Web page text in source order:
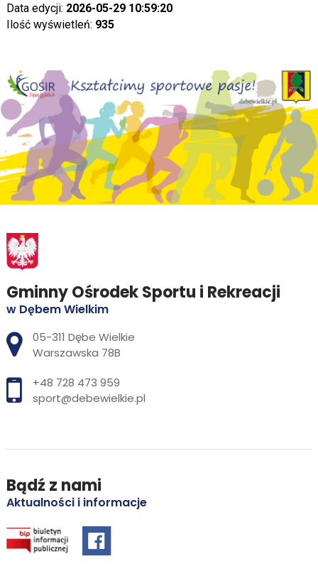
Data edycji: 2026-05-29 10:59:20
Ilość wyświetleń: 935
Gminny Ośrodek Sportu i Rekreacji
w Dębem Wielkim
Adres pocztowy:
05-311 Dębe Wielkie
Warszawska 78B
+48 728 473 959
sport@debewielkie.pl
Bądź z nami
Aktualności i informacje